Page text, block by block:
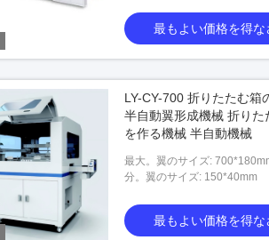
最もよい価格を得な
LY-CY-700 折りたたむ箱
半自動翼形成機械 折りた
を作る機械 半自動機械
最大。翼のサイズ:
分。翼のサイズ: 150*40mm
最もよい価格を得な